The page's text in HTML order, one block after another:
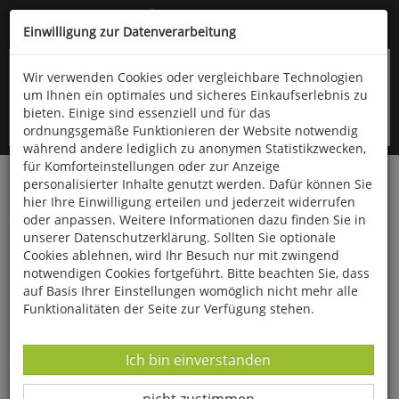
Kompletten Head der Seite überspringen
oder (06766) 9323-960
Startseite Bücher Downloads
Zeitschriften
Die Vogelwelt
Die Vogelwelt 141 (2024) Heft 4
Einwilligung zur Datenverarbeitung
Wir verwenden Cookies oder vergleichbare Technologien
um Ihnen ein optimales und sicheres Einkaufserlebnis zu
bieten. Einige sind essenziell und für das
ordnungsgemäße Funktionieren der Website notwendig
während andere lediglich zu anonymen Statistikzwecken,
für Komforteinstellungen oder zur Anzeige
personalisierter Inhalte genutzt werden. Dafür können Sie
hier Ihre Einwilligung erteilen und jederzeit widerrufen
oder anpassen. Weitere Informationen dazu finden Sie in
unserer Datenschutzerklärung. Sollten Sie optionale
Cookies ablehnen, wird Ihr Besuch nur mit zwingend
notwendigen Cookies fortgeführt. Bitte beachten Sie, dass
auf Basis Ihrer Einstellungen womöglich nicht mehr alle
Funktionalitäten der Seite zur Verfügung stehen.
Datenverarbeitung -
Ich bin einverstanden